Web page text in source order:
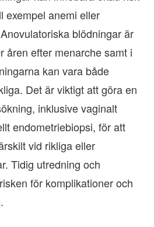
exempel anemi eller
blödningar är
åren efter menarche samt i
kan vara både
Det är viktigt att göra en
inklusive vaginalt
endometriebiopsi, för att
vid rikliga eller
Tidig utredning och
för komplikationer och